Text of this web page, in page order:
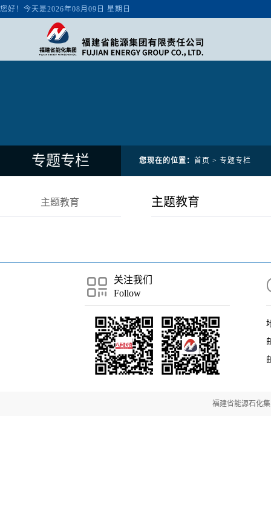
专题专栏 您现在的位置： 首页 > 专题专栏
主题教育 主题教育
关注我们
Follow
福建省能源石化